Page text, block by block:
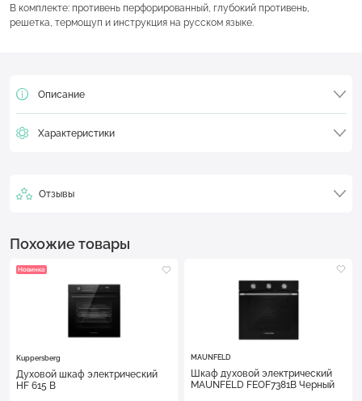
В комплекте: противень перфорированный, глубокий противень,
решетка, термощуп и инструкция на русском языке.
Описание
Характеристики
Отзывы
Похожие товары
Новинка
Kuppersberg
Духовой шкаф электрический
HF 615 B
MAUNFELD
Шкаф духовой электрический
MAUNFELD FEOF7381B Черный